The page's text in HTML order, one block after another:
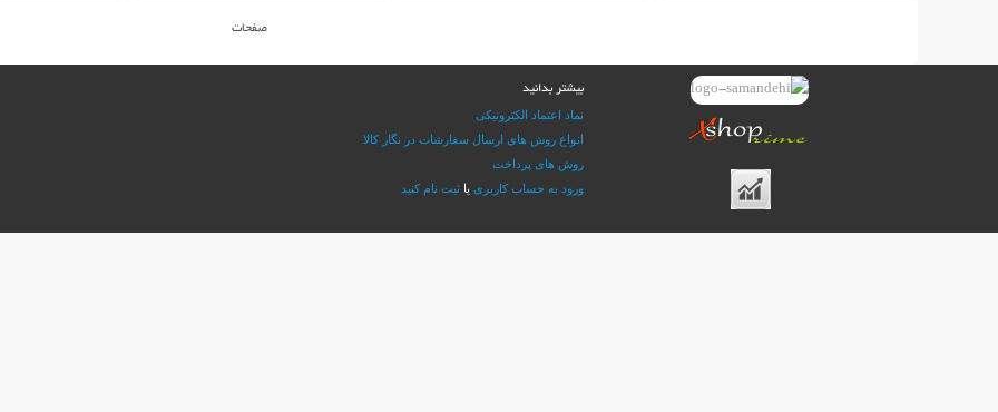
صفحات
بیشتر بدانید
نماد اعتماد الکترونیکی
انواع روش های ارسال سفارشات در نگار کالا
روش های پرداخت
ورود به حساب کاربری یا ثبت نام کنید